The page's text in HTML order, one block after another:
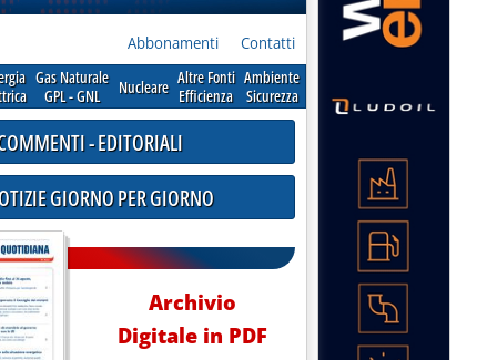
Abbonamenti Contatti
Gas Naturale
GPL - GNL
Nucleare Altre Fonti
Efficienza
Ambiente
Sicurezza
- EDITORIALI
GIORNO PER GIORNO
Archivio
Digitale in PDF